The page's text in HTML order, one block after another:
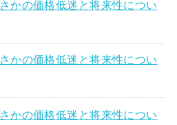
かの価格低迷と将来性につい
かの価格低迷と将来性につい
かの価格低迷と将来性につい